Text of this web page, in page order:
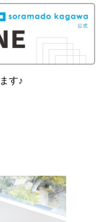
す♪